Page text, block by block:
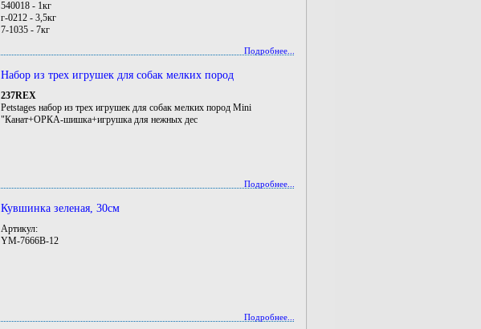
540018 - 1кг
г-0212 - 3,5кг
7-1035 - 7кг
Подробнее...
Набор из трех игрушек для собак мелких пород
237REX
Petstages набор из трех игрушек для собак мелких пород Mini
"Канат+ОРКА-шишка+игрушка для нежных дес
Подробнее...
Кувшинка зеленая, 30см
Артикул:
YM-7666B-12
Подробнее...